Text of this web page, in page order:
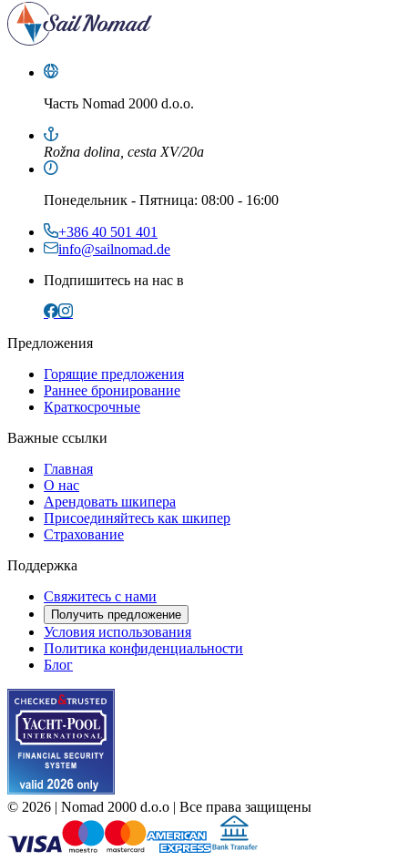
Часть Nomad 2000 d.o.o.
Rožna dolina, cesta XV/20a
Понедельник - Пятница: 08:00 - 16:00
+386 40 501 401
info@sailnomad.de
Подпишитесь на нас в
Предложения
Горящие предложения
Раннее бронирование
Краткосрочные
Важные ссылки
Главная
О нас
Арендовать шкипера
Присоединяйтесь как шкипер
Страхование
Поддержка
Свяжитесь с нами
Получить предложение
Условия использования
Политика конфиденциальности
Блог
© 2026 | Nomad 2000 d.o.o | Все права защищены